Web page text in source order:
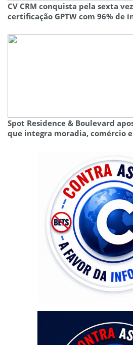
CV CRM conquista pela sexta
certificação GPTW com 96% de
Spot Residence & Boulevard
que integra moradia, comércio